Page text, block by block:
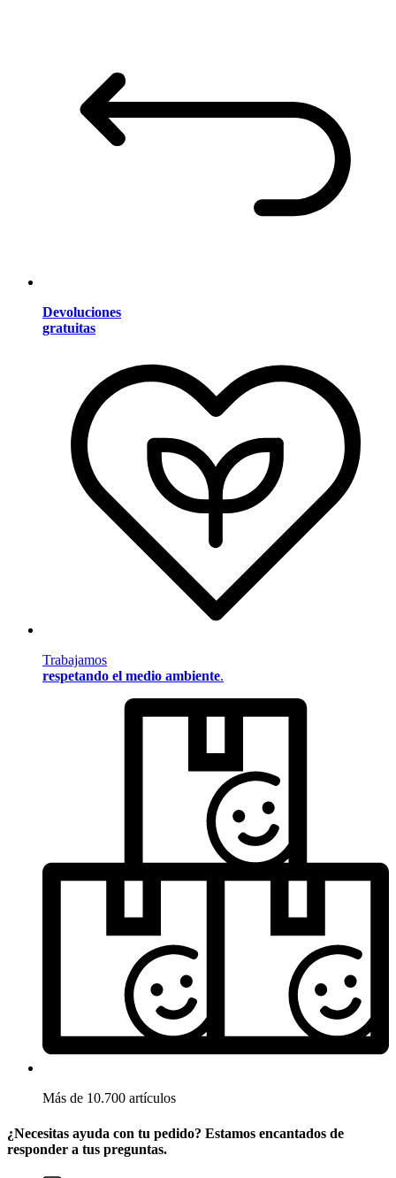
Devoluciones
gratuitas
Trabajamos
respetando el medio ambiente.
Más de 10.700 artículos
¿Necesitas ayuda con tu pedido? Estamos encantados de
responder a tus preguntas.